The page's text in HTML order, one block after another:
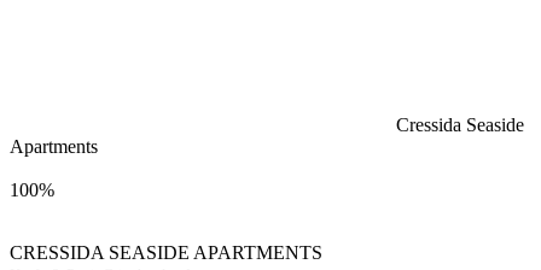
Cressida Seaside
Apartments
100%
CRESSIDA SEASIDE APARTMENTS